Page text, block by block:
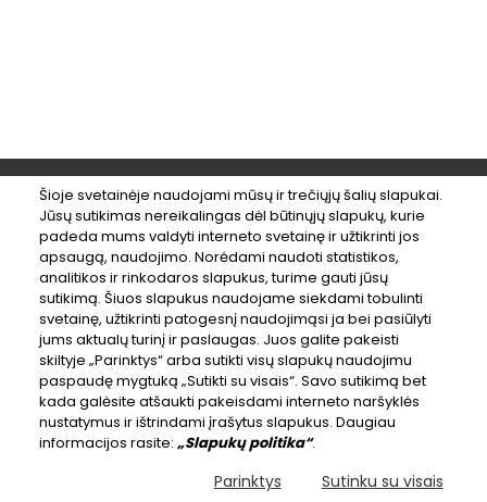
#LikeBikeKaunas
© 2018 Kauno miesto savivaldybė
ATSISIŲSTI LOGOTIPĄ
ATSISIŲSTI ŽEMĖLAPĮ
Šioje svetainėje naudojami mūsų ir trečiųjų šalių slapukai.
Jūsų sutikimas nereikalingas dėl būtinųjų slapukų, kurie
padeda mums valdyti interneto svetainę ir užtikrinti jos
apsaugą, naudojimo. Norėdami naudoti statistikos,
analitikos ir rinkodaros slapukus, turime gauti jūsų
sutikimą. Šiuos slapukus naudojame siekdami tobulinti
svetainę, užtikrinti patogesnį naudojimąsi ja bei pasiūlyti
jums aktualų turinį ir paslaugas. Juos galite pakeisti
skiltyje „Parinktys“ arba sutikti visų slapukų naudojimu
paspaudę mygtuką „Sutikti su visais“. Savo sutikimą bet
kada galėsite atšaukti pakeisdami interneto naršyklės
nustatymus ir ištrindami įrašytus slapukus. Daugiau
informacijos rasite:„Slapukų politika“.
Parinktys Sutinku su visais